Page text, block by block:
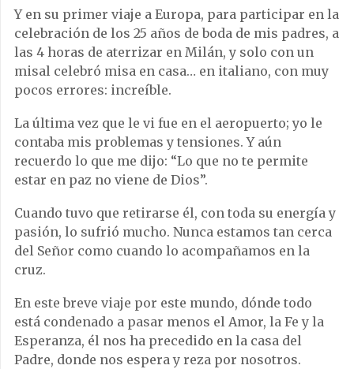
Y en su primer viaje a Europa, para participar en la
celebración de los 25 años de boda de mis padres, a
las 4 horas de aterrizar en Milán, y solo con un
misal celebró misa en casa… en italiano, con muy
pocos errores: increíble.
La última vez que le vi fue en el aeropuerto; yo le
contaba mis problemas y tensiones. Y aún
recuerdo lo que me dijo: “Lo que no te permite
estar en paz no viene de Dios”.
Cuando tuvo que retirarse él, con toda su energía y
pasión, lo sufrió mucho. Nunca estamos tan cerca
del Señor como cuando lo acompañamos en la
cruz.
En este breve viaje por este mundo, dónde todo
está condenado a pasar menos el Amor, la Fe y la
Esperanza, él nos ha precedido en la casa del
Padre, donde nos espera y reza por nosotros.